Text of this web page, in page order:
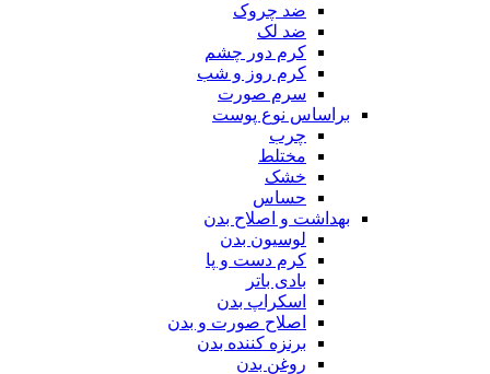
ضد چروک
ضد لک
کرم دور چشم
کرم روز و شب
سرم صورت
براساس نوع پوست
چرب
مختلط
خشک
حساس
بهداشت و اصلاح بدن
لوسیون بدن
کرم دست و پا
بادی باتر
اسکراپ بدن
اصلاح صورت و بدن
برنزه کننده بدن
روغن بدن